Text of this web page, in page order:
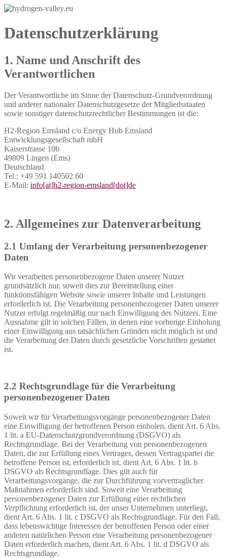
Datenschutzerklärung
1. Name und Anschrift des
Verantwortlichen
Der Verantwortliche im Sinne der Datenschutz-Grundverordnung
und anderer nationaler Datenschutzgesetze der Mitgliedsstaaten
sowie sonstiger datenschutzrechtlicher Bestimmungen ist die:
H2-Region Emsland c/o Energy Hub Emsland
Entwicklungsgesellschaft mbH
Kaiserstrasse 10b
49809 Lingen (Ems)
Deutschland
Tel.: +49 591 140502 60
E-Mail: info[at]h2-region-emsland[dot]de
2. Allgemeines zur Datenverarbeitung
2.1 Umfang der Verarbeitung personenbezogener
Daten
Wir verarbeiten personenbezogene Daten unserer Nutzer
grundsätzlich nur, soweit dies zur Bereitstellung einer
funktionsfähigen Website sowie unserer Inhalte und Leistungen
erforderlich ist. Die Verarbeitung personenbezogener Daten unserer
Nutzer erfolgt regelmäßig nur nach Einwilligung des Nutzers. Eine
Ausnahme gilt in solchen Fällen, in denen eine vorherige Einholung
einer Einwilligung aus tatsächlichen Gründen nicht möglich ist und
die Verarbeitung der Daten durch gesetzliche Vorschriften gestattet
ist.
2.2 Rechtsgrundlage für die Verarbeitung
personenbezogener Daten
Soweit wir für Verarbeitungsvorgänge personenbezogener Daten
eine Einwilligung der betroffenen Person einholen, dient Art. 6 Abs.
1 lit. a EU-Datenschutzgrundverordnung (DSGVO) als
Rechtsgrundlage. Bei der Verarbeitung von personenbezogenen
Daten, die zur Erfüllung eines Vertrages, dessen Vertragspartei die
betroffene Person ist, erforderlich ist, dient Art. 6 Abs. 1 lit. b
DSGVO als Rechtsgrundlage. Dies gilt auch für
Verarbeitungsvorgänge, die zur Durchführung vorvertraglicher
Maßnahmen erforderlich sind. Soweit eine Verarbeitung
personenbezogener Daten zur Erfüllung einer rechtlichen
Verpflichtung erforderlich ist, der unser Unternehmen unterliegt,
dient Art. 6 Abs. 1 lit. c DSGVO als Rechtsgrundlage. Für den Fall,
dass lebenswichtige Interessen der betroffenen Person oder einer
anderen natürlichen Person eine Verarbeitung personenbezogener
Daten erforderlich machen, dient Art. 6 Abs. 1 lit. d DSGVO als
Rechtsgrundlage.